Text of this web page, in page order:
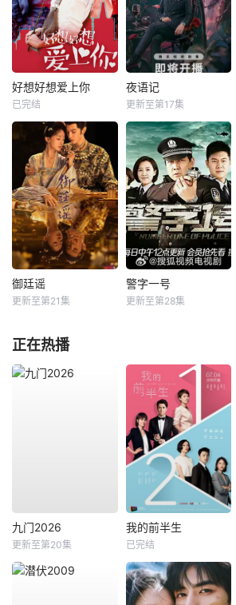
好想好想爱上你
已完结
夜语记
更新至第17集
御廷谣
更新至第21集
警字一号
更新至第28集
正在热播
九门2026
更新至第20集
我的前半生
已完结